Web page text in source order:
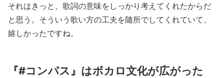
それはきっと、歌詞の意味をしっかり考えてくれたからだ
と思う。そういう歌い方の工夫を随所でしてくれていて、
嬉しかったですね。
『#コンパス』はボカロ文化が広がった